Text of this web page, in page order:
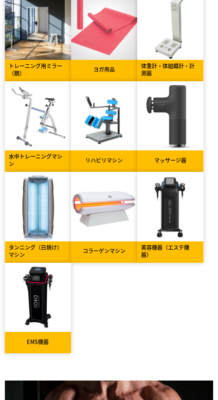
トレーニング用ミラー
（鏡）
ヨガ用品
体重計・体組織計・計
測器
水中トレーニングマシ
ン
リハビリマシン マッサージ器
タンニング（日焼け）
マシン
コラーゲンマシン
美容機器（エステ機
器）
EMS機器